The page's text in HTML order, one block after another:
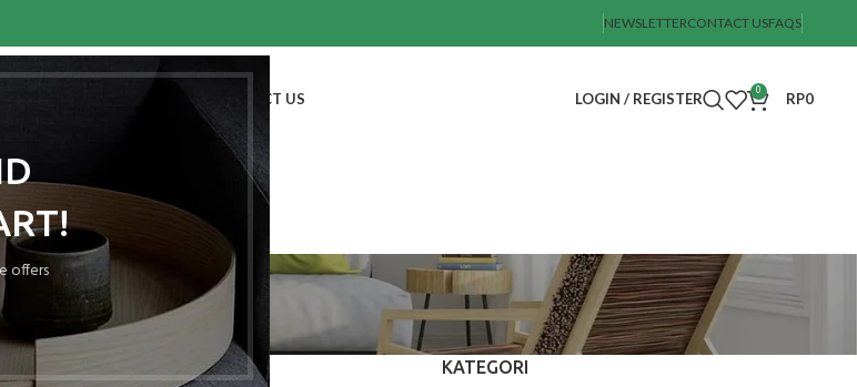
offers
NEWSLETTERCONTACT USFAQS
CONTACT US LOGIN / REGISTER 0 RP0
Blog
KATEGORI